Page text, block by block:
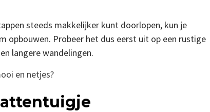
steeds makkelijker kunt doorlopen, kun je
opbouwen. Probeer het dus eerst uit op een rustige
langere wandelingen.
en netjes?